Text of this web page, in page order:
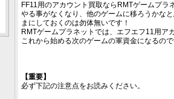
FF11用のアカウント買取ならRMTゲームプラ
やる事がなくなり、他のゲームに移ろうかな
まにしておくのは勿体無いです！
RMTゲームプラネットでは、エフエフ11用ア
これから始める次のゲームの軍資金になるの
【重要】
必ず下記の注意点をお読みください。